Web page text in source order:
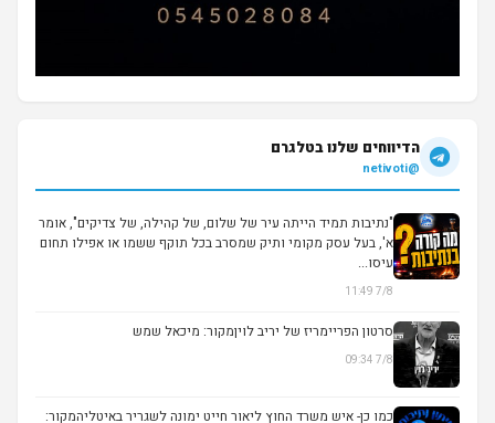
הדיווחים שלנו בטלגרם
@netivoti
"נתיבות תמיד הייתה עיר של שלום, של קהילה, של צדיקים", אומר
א', בעל עסק מקומי ותיק שמסרב בכל תוקף ששמו או אפילו תחום
עיסו...
7/8 11:49
▶
סרטון הפריימריז של יריב לויןמקור: מיכאל שמש
7/8 09:34
כמו כן- איש משרד החוץ ליאור חייט ימונה לשגריר באיטליהמקור: